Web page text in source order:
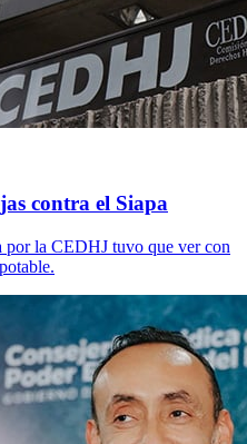
contra el Siapa
por la CEDHJ tuvo que ver con